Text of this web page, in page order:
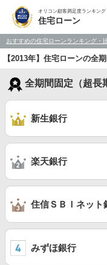
オリコン顧客満足度ランキング
住宅ローン
おすすめの住宅ローンランキング・
【2013年】住宅ローンの全
全期間固定（超長
新生銀行
楽天銀行
住信ＳＢＩネット
みずほ銀行